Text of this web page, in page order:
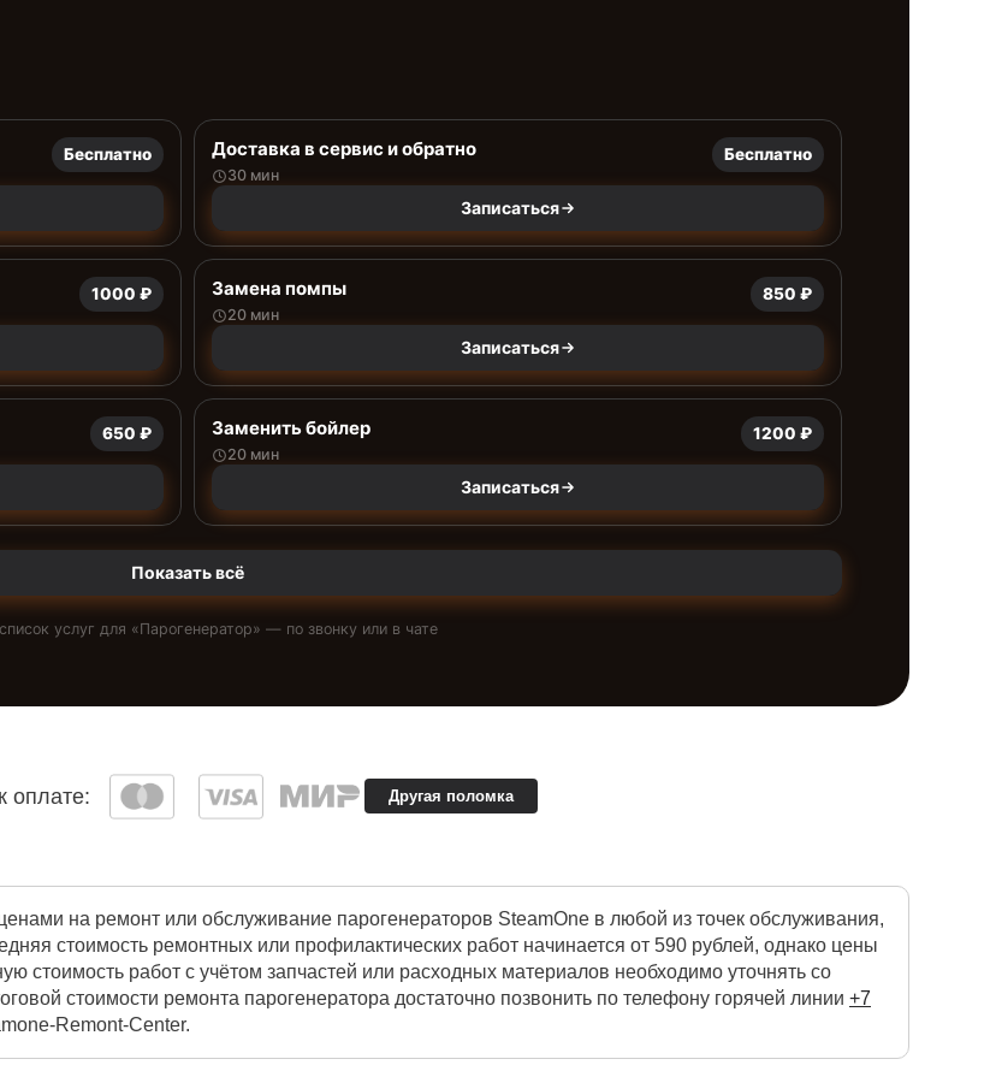
Бесплатно Доставка в сервис и обратно
30 мин
Бесплатно
Записаться
1000 ₽ Замена помпы
20 мин
850 ₽
Записаться
650 ₽ Заменить бойлер
20 мин
1200 ₽
Записаться
Показать всё
услуг для «Парогенератор» — по звонку или в чате
оплате: Другая поломка
на ремонт или обслуживание парогенераторов SteamOne в любой из точек обслуживания,
стоимость ремонтных или профилактических работ начинается от 590 рублей, однако цены
стоимость работ с учётом запчастей или расходных материалов необходимо уточнять со
стоимости ремонта парогенератора достаточно позвонить по телефону горячей линии +7
Remont-Center.